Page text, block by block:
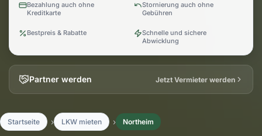
Bezahlung auch ohne
Kreditkarte
Stornierung auch ohne
Gebühren
Bestpreis & Rabatte
Schnelle und sichere
Abwicklung
Partner werden Jetzt Vermieter werden
Startseite LKW mieten Northeim